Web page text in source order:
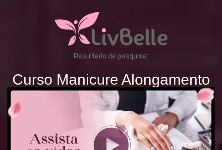
Resultado de pesquisa:
Curso Manicure Alongamento